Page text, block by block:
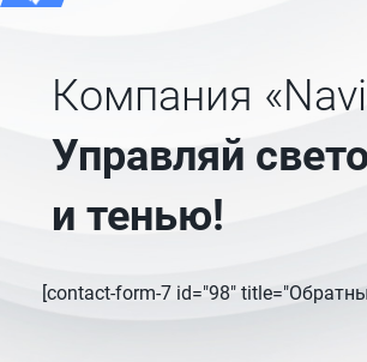
Компания
Управляй
и тенью!
[contact-form-7 id="98"